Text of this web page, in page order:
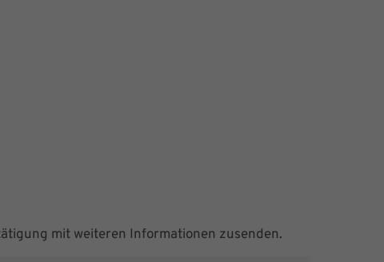
mit weiteren Informationen zusenden.